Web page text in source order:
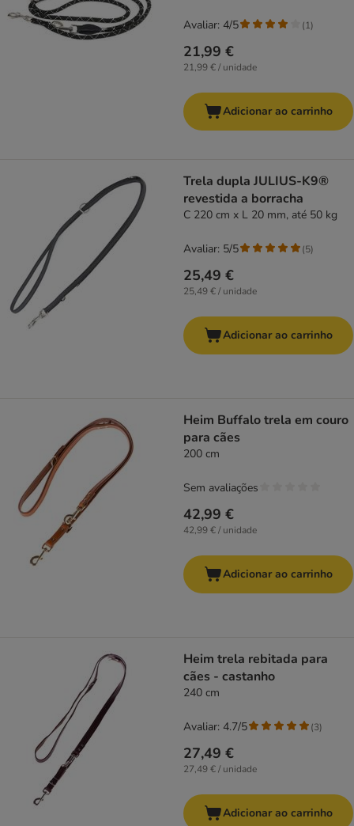
21,99 €
21,99 € / unidade
Avaliar: 4/5 (1)
Adicionar ao carrinho
Trela dupla JULIUS-K9®
revestida a borracha
C 220 cm x L 20 mm, até 50 kg
25,49 €
25,49 € / unidade
Avaliar: 5/5 (5)
Adicionar ao carrinho
Heim Buffalo trela em couro
para cães
200 cm
42,99 €
42,99 € / unidade
Sem avaliações
Adicionar ao carrinho
Heim trela rebitada para
cães - castanho
240 cm
27,49 €
27,49 € / unidade
Avaliar: 4.7/5 (3)
Adicionar ao carrinho